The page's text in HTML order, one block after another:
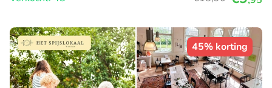
45% korting